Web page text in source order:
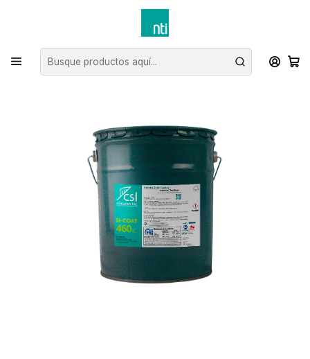
Recubrimiento Roof Coating SI-COAT 460 - Tineta